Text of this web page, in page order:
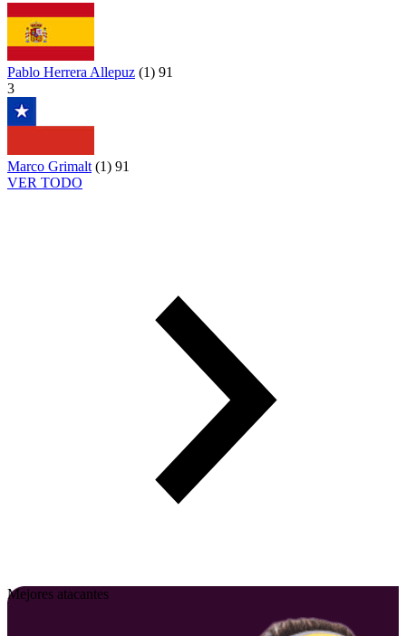
Pablo Herrera Allepuz (1) 91
3
Marco Grimalt (1) 91
VER TODO
Mejores atacantes